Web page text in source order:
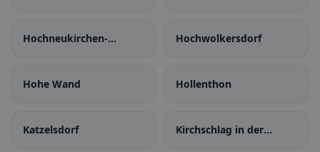
Hochneukirchen-
Hochwolkersdorf
Hohe Wand Hollenthon
Katzelsdorf
Kirchschlag in der